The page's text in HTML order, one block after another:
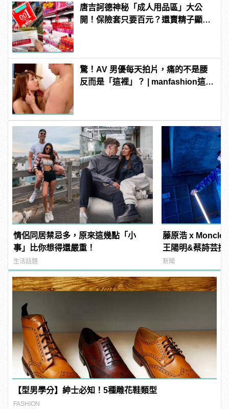
唐吉訶德神秘「成人用品區」大公
開！保險套只要百元？還賣精子顯微
驚！AV 男優每天拍片，痛的不是腰
反而是「這裡」？ | manfashion這樣
情侶同居禁忌多，原來這幾點「小
事」比你想得還嚴重！
生活話題
藤原浩 x Moncler
王陽明&蔡詩芸搶
新聞
【型男學分】紳士必知！5種雕花鞋類型
FASHION